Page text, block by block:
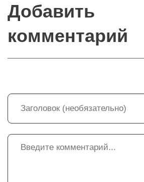
Добавить
комментарий